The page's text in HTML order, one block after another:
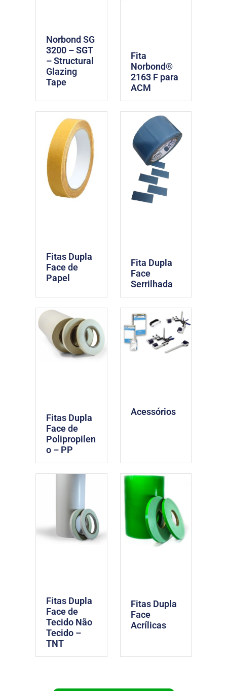
Norbond SG
3200 – SGT
– Structural
Glazing
Tape
Fita
Norbond®
2163 F para
ACM
Fitas Dupla
Face de
Papel
Fita Dupla
Face
Serrilhada
Fitas Dupla
Face de
Polipropilen
o – PP
Acessórios
Fitas Dupla
Face de
Tecido Não
Tecido –
TNT
Fitas Dupla
Face
Acrílicas